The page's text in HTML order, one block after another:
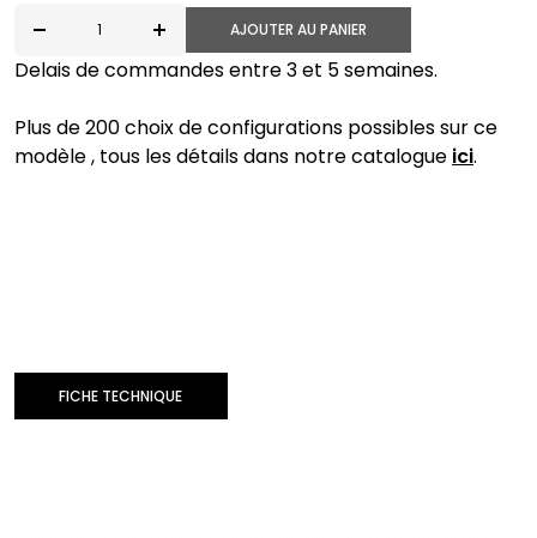
quantité de H10-W-C AJOUTER AU PANIER
Delais de commandes entre 3 et 5 semaines.
Plus de 200 choix de configurations possibles sur ce
modèle , tous les détails dans notre catalogue ici.
FICHE TECHNIQUE